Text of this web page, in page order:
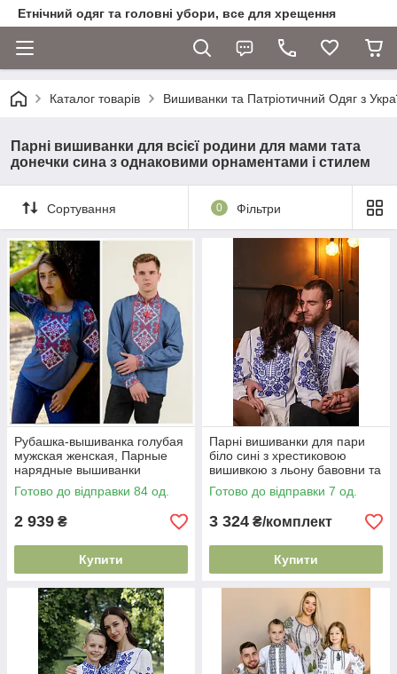
Етнічний одяг та головні убори, все для хрещення
Каталог товарів Вишиванки та Патріотичний Одяг з
Парні вишиванки для всієї родини для мами тата
донечки сина з однаковими орнаментами і стилем
Сортування 0 Фільтри
Рубашка-вышиванка голубая
мужская женская, Парные
нарядные вышиванки
Готово до відправки 84 од.
2 939 ₴
Купити
Парні вишиванки для пари
біло сині з хрестиковою
вишивкою з льону бавовни та
віскози S–4XL
Готово до відправки 7 од.
3 324 ₴/комплект
Купити